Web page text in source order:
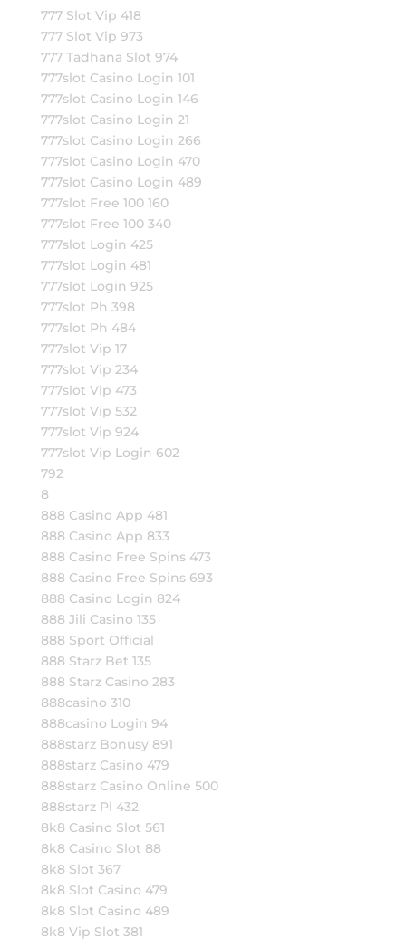
777 Slot Vip 418
777 Slot Vip 973
777 Tadhana Slot 974
777slot Casino Login 101
777slot Casino Login 146
777slot Casino Login 21
777slot Casino Login 266
777slot Casino Login 470
777slot Casino Login 489
777slot Free 100 160
777slot Free 100 340
777slot Login 425
777slot Login 481
777slot Login 925
777slot Ph 398
777slot Ph 484
777slot Vip 17
777slot Vip 234
777slot Vip 473
777slot Vip 532
777slot Vip 924
777slot Vip Login 602
792
8
888 Casino App 481
888 Casino App 833
888 Casino Free Spins 473
888 Casino Free Spins 693
888 Casino Login 824
888 Jili Casino 135
888 Sport Official
888 Starz Bet 135
888 Starz Casino 283
888casino 310
888casino Login 94
888starz Bonusy 891
888starz Casino 479
888starz Casino Online 500
888starz Pl 432
8k8 Casino Slot 561
8k8 Casino Slot 88
8k8 Slot 367
8k8 Slot Casino 479
8k8 Slot Casino 489
8k8 Vip Slot 381